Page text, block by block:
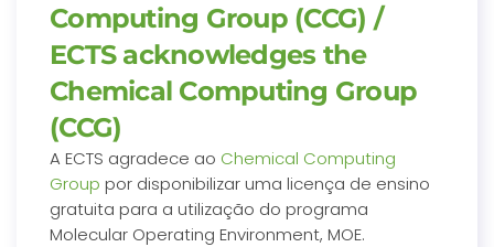
Computing Group (CCG) /
ECTS acknowledges the
Chemical Computing Group
(CCG)
A ECTS agradece ao Chemical Computing
Group por disponibilizar uma licença de ensino
gratuita para a utilização do programa
Molecular Operating Environment, MOE.